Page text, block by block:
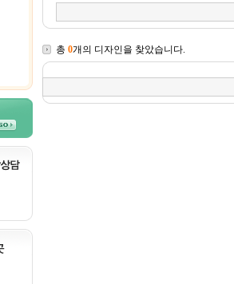
총 0개의 디자인을 찾았습니다.